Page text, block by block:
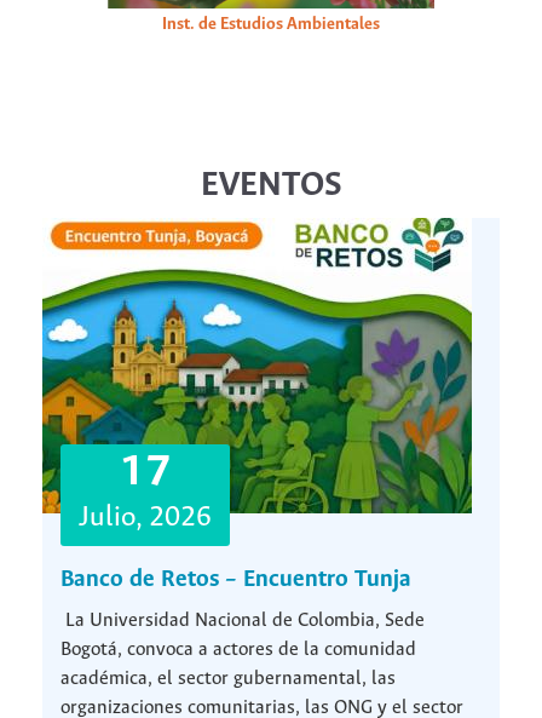
Inst. de Estudios Ambientales
EVENTOS
17
Julio, 2026
Banco de Retos – Encuentro Tunja
La Universidad Nacional de Colombia, Sede
Bogotá, convoca a actores de la comunidad
académica, el sector gubernamental, las
organizaciones comunitarias, las ONG y el sector